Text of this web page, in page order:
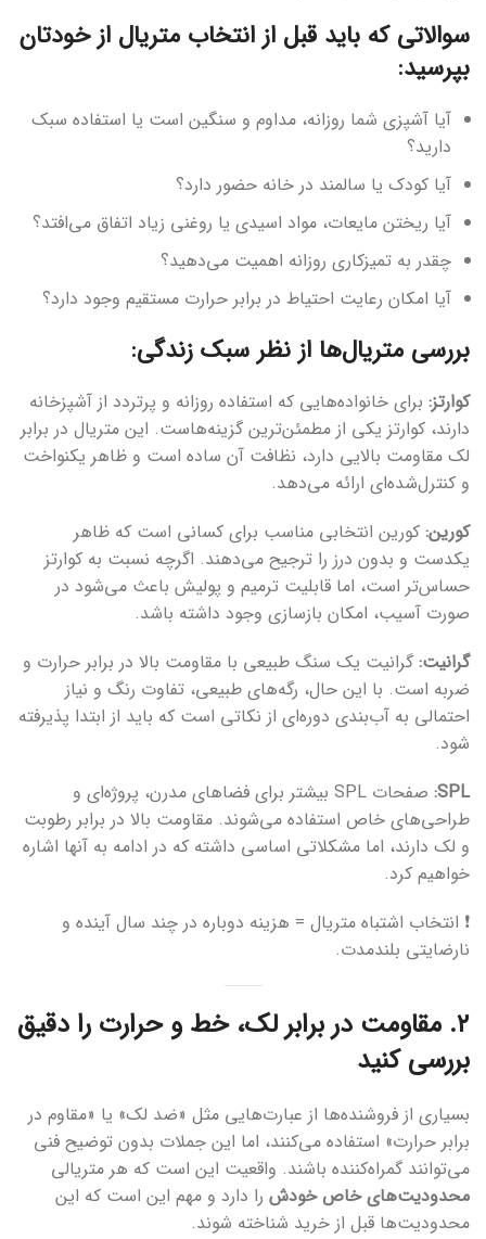
سوالاتی که باید قبل از انتخاب متریال از خودتان
بپرسید:
آیا آشپزی شما روزانه، مداوم و سنگین است یا استفاده سبک
دارید؟
آیا کودک یا سالمند در خانه حضور دارد؟
آیا ریختن مایعات، مواد اسیدی یا روغنی زیاد اتفاق می‌افتد؟
چقدر به تمیزکاری روزانه اهمیت می‌دهید؟
آیا امکان رعایت احتیاط در برابر حرارت مستقیم وجود دارد؟
بررسی متریال‌ها از نظر سبک زندگی:
کوارتز: برای خانواده‌هایی که استفاده روزانه و پرتردد از آشپزخانه
دارند، کوارتز یکی از مطمئن‌ترین گزینه‌هاست. این متریال در برابر
لک مقاومت بالایی دارد، نظافت آن ساده است و ظاهر یکنواخت
و کنترل‌شده‌ای ارائه می‌دهد.
کورین: کورین انتخابی مناسب برای کسانی است که ظاهر
یکدست و بدون درز را ترجیح می‌دهند. اگرچه نسبت به کوارتز
حساس‌تر است، اما قابلیت ترمیم و پولیش باعث می‌شود در
صورت آسیب، امکان بازسازی وجود داشته باشد.
گرانیت: گرانیت یک سنگ طبیعی با مقاومت بالا در برابر حرارت و
ضربه است. با این حال، رگه‌های طبیعی، تفاوت رنگ و نیاز
احتمالی به آب‌بندی دوره‌ای از نکاتی است که باید از ابتدا پذیرفته
شود.
SPL:
صفحات SPL بیشتر برای فضاهای مدرن، پروژه‌ای و
طراحی‌های خاص استفاده می‌شوند. مقاومت بالا در برابر رطوبت
و لک دارند، اما مشکلاتی اساسی داشته که در ادامه به آنها اشاره
خواهیم کرد.
❗ انتخاب اشتباه متریال = هزینه دوباره در چند سال آینده و
نارضایتی بلندمدت.
۲. مقاومت در برابر لک، خط و حرارت را دقیق
بررسی کنید
بسیاری از فروشنده‌ها از عبارت‌هایی مثل «ضد لک» یا «مقاوم در
برابر حرارت» استفاده می‌کنند، اما این جملات بدون توضیح فنی
می‌توانند گمراه‌کننده باشند. واقعیت این است که هر متریالی
محدودیت‌های خاص خودش را دارد و مهم این است که این
محدودیت‌ها قبل از خرید شناخته شوند.